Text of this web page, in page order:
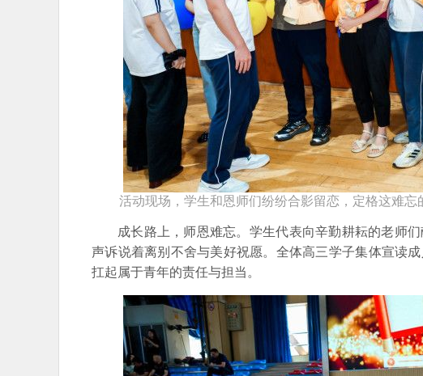
活动现场，学生和恩师们纷纷合影留恋，定格这难忘
成长路上，师恩难忘。学生代表向辛勤耕耘的老师
声诉说着离别不舍与美好祝愿。全体高三学子集体宣读
扛起属于青年的责任与担当。